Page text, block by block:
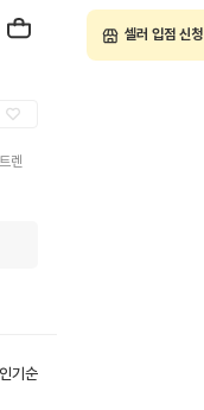
렌
셀러 입점 신청